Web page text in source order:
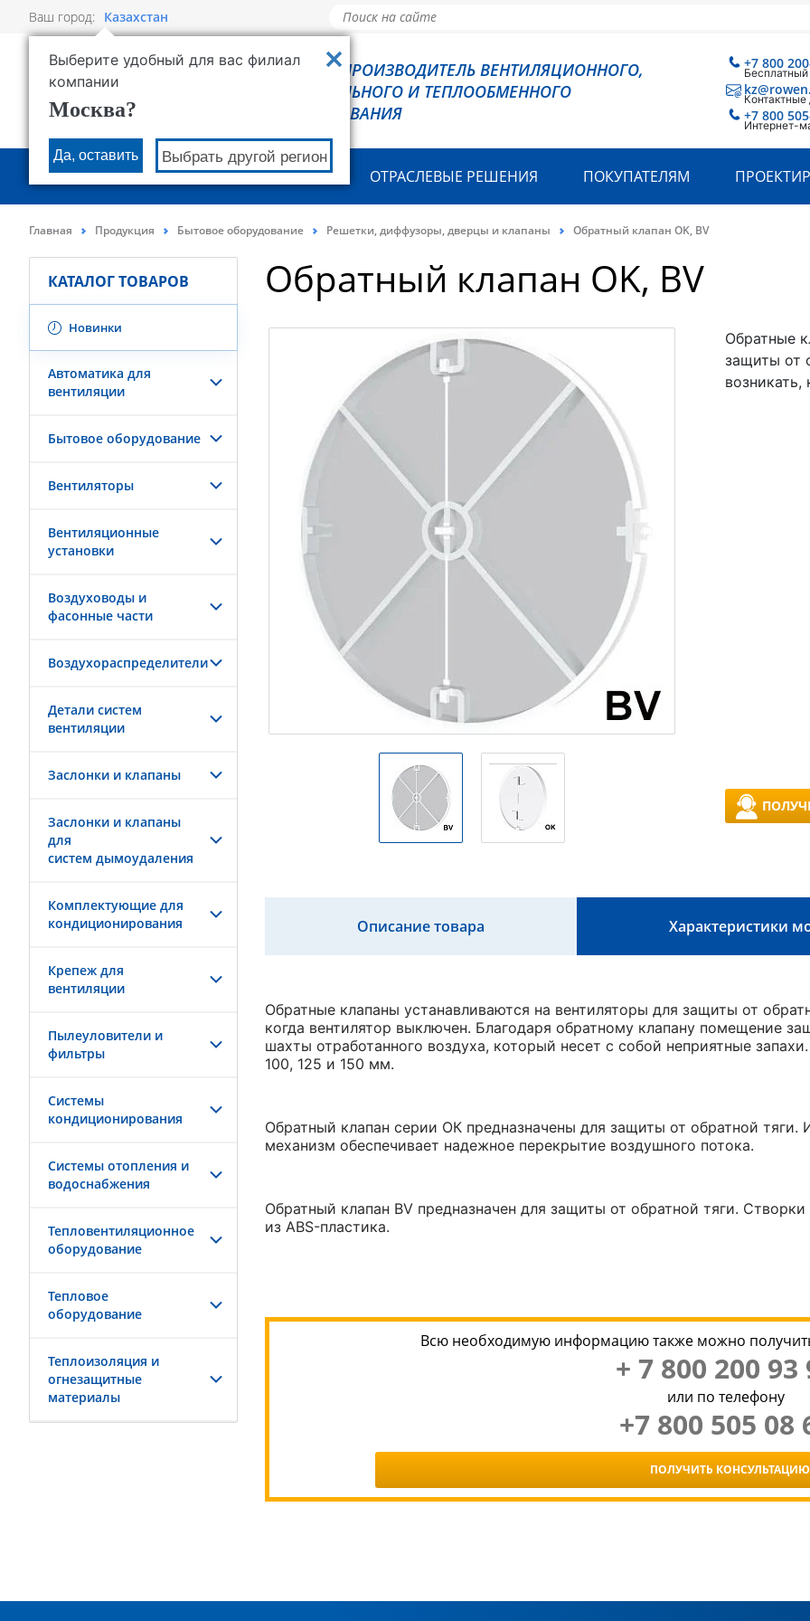
Ваш город: Казахстан
Выберите удобный для вас филиал
компании
Москва?
Да, оставить Выбрать другой регион
РОВЕН - ПРОИЗВОДИТЕЛЬ ВЕНТИЛЯЦИОННОГО,
ХОЛОДИЛЬНОГО И ТЕПЛООБМЕННОГО
ОБОРУДОВАНИЯ
+7 800
+7 800
Интернет-
О КОМПАНИИ ПРОДУКЦИЯ ОТРАСЛЕВЫЕ РЕШЕНИЯ ПОКУПАТЕЛЯМ
Главная Продукция Бытовое оборудование Решетки, диффузоры, дверцы и клапаны Обратный клапан OK, BV
КАТАЛОГ ТОВАРОВ
Новинки
Автоматика для
вентиляции
Бытовое оборудование
Вентиляторы
Вентиляционные
установки
Воздуховоды и
фасонные части
Воздухораспределители
Детали систем
вентиляции
Заслонки и клапаны
Заслонки и клапаны
для
систем дымоудаления
Комплектующие для
кондиционирования
Крепеж для
вентиляции
Пылеуловители и
фильтры
Системы
кондиционирования
Системы отопления и
водоснабжения
Тепловентиляционное
оборудование
Тепловое
оборудование
Теплоизоляция и
огнезащитные
материалы
Обратный клапан OK, BV
Обратные
защиты от
возникать,
Описание товара Характеристики
Обратные клапаны устанавливаются на вентиляторы для защиты от
когда вентилятор выключен. Благодаря обратному клапану помещение
шахты отработанного воздуха, который несет с собой неприятные
100, 125 и 150 мм.
Обратный клапан серии ОК предназначены для защиты от обратной тяги.
механизм обеспечивает надежное перекрытие воздушного потока.
Обратный клапан BV предназначен для защиты от обратной тяги.
из ABS-пластика.
Всю необходимую информацию также можно
+ 7 800 200 93
или по телефону
+7 800 505 08
ПОЛУЧИТЬ КОНСУЛЬТАЦИЮ